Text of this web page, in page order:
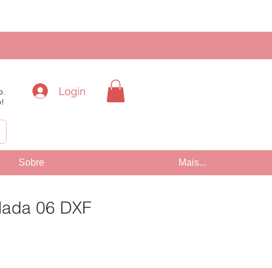
Login
Sobre Mais...
06 DXF